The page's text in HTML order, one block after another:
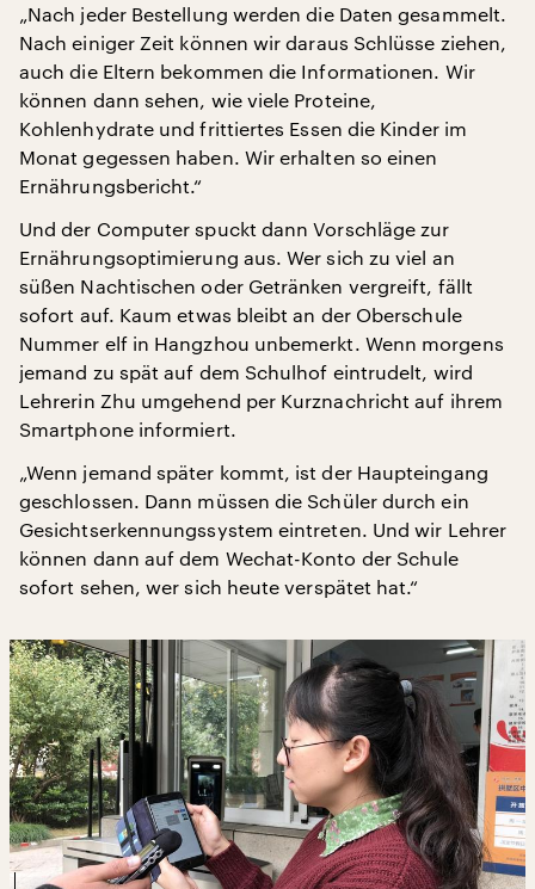
„Nach jeder Bestellung werden die Daten gesammelt.
Nach einiger Zeit können wir daraus Schlüsse ziehen,
auch die Eltern bekommen die Informationen. Wir
können dann sehen, wie viele Proteine,
Kohlenhydrate und frittiertes Essen die Kinder im
Monat gegessen haben. Wir erhalten so einen
Ernährungsbericht.“
Und der Computer spuckt dann Vorschläge zur
Ernährungsoptimierung aus. Wer sich zu viel an
süßen Nachtischen oder Getränken vergreift, fällt
sofort auf. Kaum etwas bleibt an der Oberschule
Nummer elf in Hangzhou unbemerkt. Wenn morgens
jemand zu spät auf dem Schulhof eintrudelt, wird
Lehrerin Zhu umgehend per Kurznachricht auf ihrem
Smartphone informiert.
„Wenn jemand später kommt, ist der Haupteingang
geschlossen. Dann müssen die Schüler durch ein
Gesichtserkennungssystem eintreten. Und wir Lehrer
können dann auf dem Wechat-Konto der Schule
sofort sehen, wer sich heute verspätet hat.“